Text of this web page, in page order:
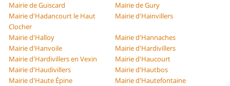
Mairie de Guiscard
Mairie de Gury
Mairie d'Hadancourt le Haut
Clocher
Mairie d'Hainvillers
Mairie d'Halloy
Mairie d'Hannaches
Mairie d'Hanvoile
Mairie d'Hardivillers
Mairie d'Hardivillers en Vexin
Mairie d'Haucourt
Mairie d'Haudivillers
Mairie d'Hautbos
Mairie d'Haute Épine
Mairie d'Hautefontaine